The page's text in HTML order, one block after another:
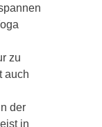
zu
auch
der
in